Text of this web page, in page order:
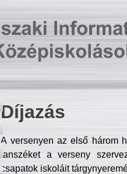
Díjazás
A versenyen az első három
tanszéket a verseny
csapatok iskoláit